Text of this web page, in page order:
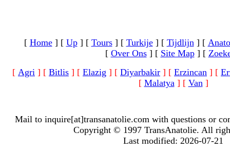
[ Home] [ Up] [ Tours] [ Turkije] [ Tijdlijn] [
[ Over Ons] [ Site Map] [
[ Agri ] [ Bitlis ] [ Elazig ] [ Diyarbakir ] [ Erzincan ] [
[ Malatya] [ Van]
Mail to inquire[at]transanatolie.com with questions or
Copyright © 1997 TransAnatolie. All
Last modified: 2026-07-21